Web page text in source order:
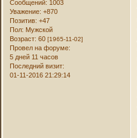
Сообщений: 1003
Уважение: +870
Позитив: +47
Пол: Мужской
Возраст: 60[1965-11-02]
Провел на форуме:
5 дней 11 часов
Последний визит:
01-11-2016 21:29:14